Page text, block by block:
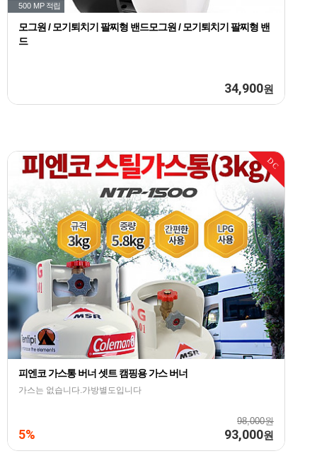
500 MP 적립
모그원 / 모기퇴치기 팔찌형 밴드모그원 / 모기퇴치기 팔찌형 밴
드
34,900원
DC
피엔코 가스통 버너 셋트 캠핑용 가스 버너
가스는 없습니다.가방별도입니다
98,000원
5% 93,000원